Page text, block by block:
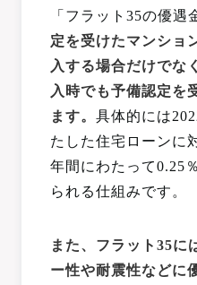
「フラット35の優遇
定を受けたマンショ
入する場合だけでな
入時でも予備認定を
ます。具体的には
たした住宅ローンに
年間にわたって0.25
られる仕組みです。
また、フラット35に
ー性や耐震性などに